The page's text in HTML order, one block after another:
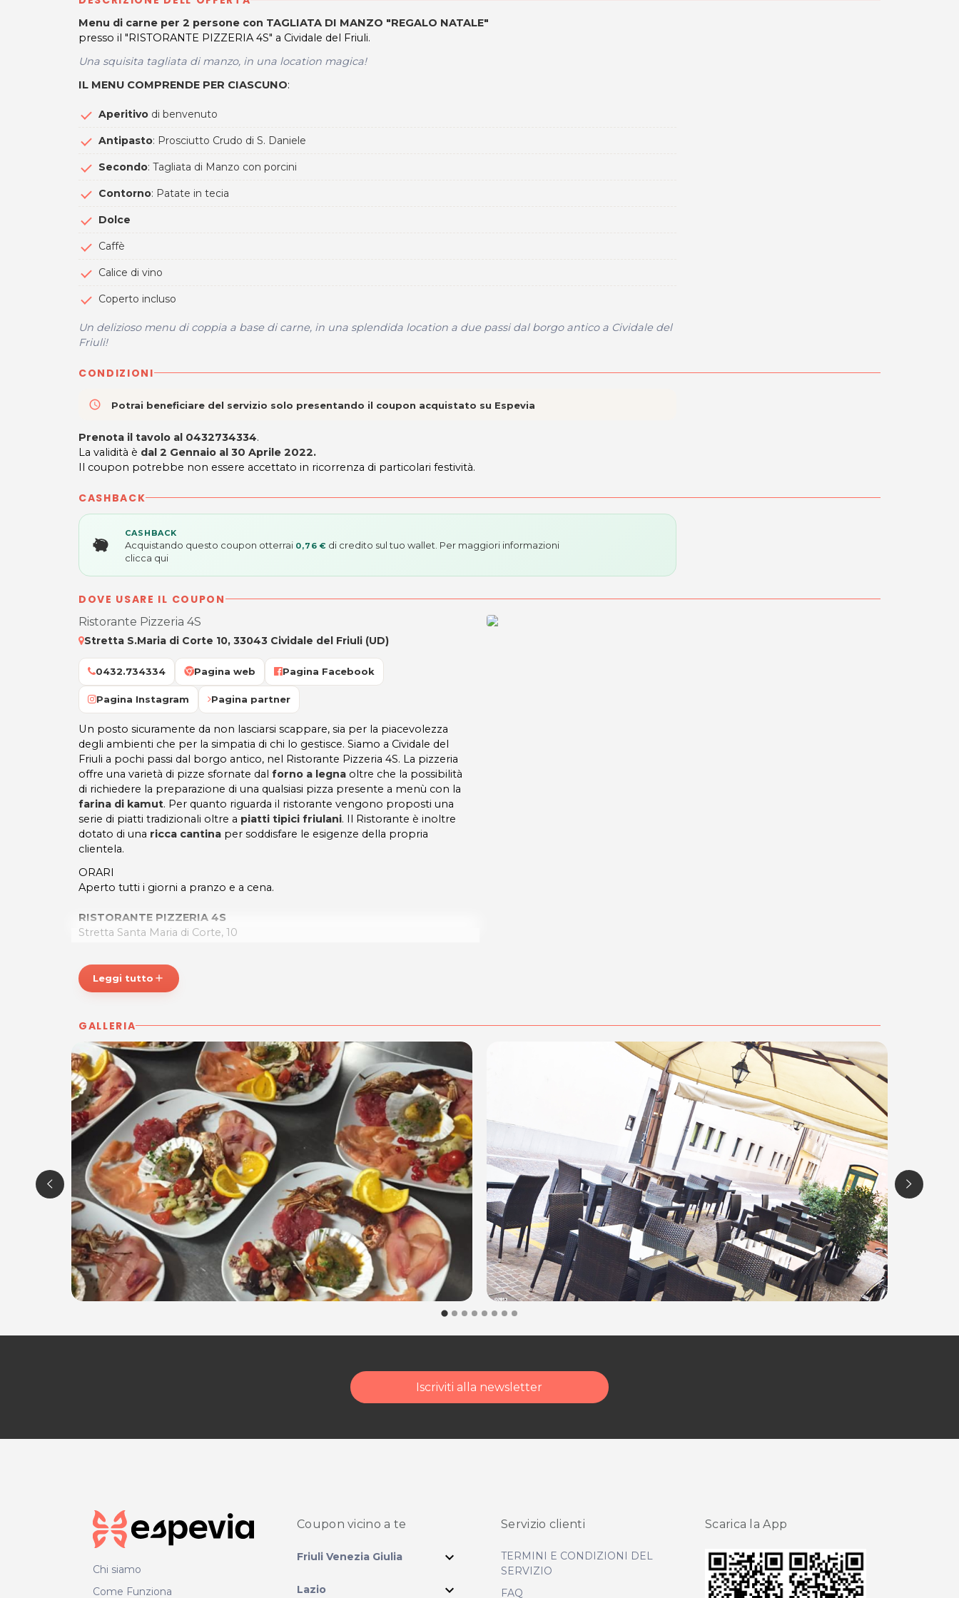
Menu di carne per 2 persone con TAGLIATA DI MANZO "REGALO NATALE"
presso il "RISTORANTE PIZZERIA 4S" a Cividale del Friuli.
Una squisita tagliata di manzo, in una location magica!
IL MENU COMPRENDE PER CIASCUNO:
Aperitivo di benvenuto
Antipasto: Prosciutto Crudo di S. Daniele
Secondo: Tagliata di Manzo con porcini
Contorno: Patate in tecia
Dolce
Caffè
Calice di vino
Coperto incluso
Un delizioso menu di coppia a base di carne, in una splendida location a due passi dal borgo antico a Cividale del
Friuli!
CONDIZIONI
access_time Potrai beneficiare del servizio solo presentando il coupon acquistato su Espevia
Prenota il tavolo al 0432734334.
La validità è dal 2 Gennaio al 30 Aprile 2022.
Il coupon potrebbe non essere accettato in ricorrenza di particolari festività.
CASHBACK
CASHBACK
Acquistando questo coupon otterrai 0,76 € di credito sul tuo wallet. Per maggiori informazioni
clicca qui
DOVE USARE IL COUPON
Ristorante Pizzeria 4S
Stretta S.Maria di Corte 10, 33043 Cividale del Friuli (UD)
0432.734334 Pagina web Pagina Facebook
Pagina Instagram Pagina partner
Un posto sicuramente da non lasciarsi scappare, sia per la piacevolezza
degli ambienti che per la simpatia di chi lo gestisce. Siamo a Cividale del
Friuli a pochi passi dal borgo antico, nel Ristorante Pizzeria 4S. La pizzeria
offre una varietà di pizze sfornate dal forno a legna oltre che la possibilità
di richiedere la preparazione di una qualsiasi pizza presente a menù con la
farina di kamut. Per quanto riguarda il ristorante vengono proposti una
serie di piatti tradizionali oltre a piatti tipici friulani. Il Ristorante è inoltre
dotato di una ricca cantina per soddisfare le esigenze della propria
clientela.
ORARI
Aperto tutti i giorni a pranzo e a cena.
RISTORANTE PIZZERIA 4S
Stretta Santa Maria di Corte, 10
P.IVA 02298130309
Tel. 0432734334
Per ulteriori informazioni sull'offerta o sulle modalità di acquisto scrivi
aposta@espevia.it
Leggi tutto add
GALLERIA
Iscriviti alla newsletter
Chi siamo
Come Funziona
Coupon vicino a te
Friuli Venezia Giulia expand_more
Lazio expand_more
Servizio clienti
TERMINI E CONDIZIONI DEL
SERVIZIO
FAQ
Scarica la App